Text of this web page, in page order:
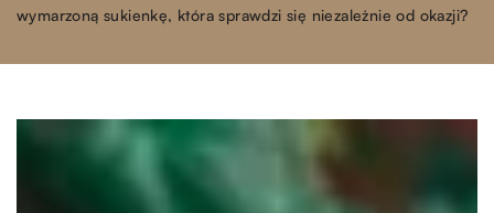
wymarzoną sukienkę, która sprawdzi się niezależnie od okazji?